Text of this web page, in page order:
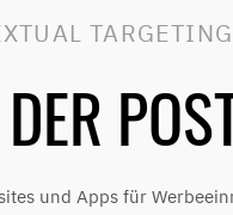
TARGETING
und Apps für